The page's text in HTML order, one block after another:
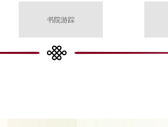
书院游踪